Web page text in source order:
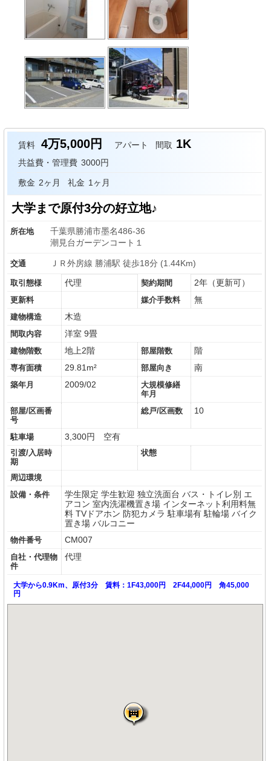
賃料 4万5,000円 アパート 間取 1K
共益費・管理費 3000円
敷金 2ヶ月 礼金 1ヶ月
大学まで原付3分の好立地♪
所在地
千葉県勝浦市墨名486-36
潮見台ガーデンコート１
交通 ＪＲ外房線 勝浦駅 徒歩18分 (1.44Km)
取引態様 代理 契約期間 2年（更新可）
更新料 媒介手数料 無
建物構造 木造
間取内容 洋室 9畳
建物階数 地上2階 部屋階数 階
専有面積 29.81m² 部屋向き 南
築年月 2009/02
大規模修繕
年月
部屋/区画番
号
総戸/区画数 10
駐車場 3,300円 空有
引渡/入居時
期
状態
周辺環境
設備・条件
学生限定 学生歓迎 独立洗面台 バス・トイレ別 エ
アコン 室内洗濯機置き場 インターネット利用料無
料 TVドアホン 防犯カメラ 駐車場有 駐輪場 バイク
置き場 バルコニー
物件番号 CM007
自社・代理物
件
代理
大学から0.9Km、 原付3分 賃料：1F43,000円 2F44,000円 角45,000
円